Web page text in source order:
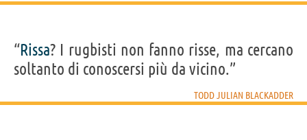
“Rissa? I rugbisti non fanno risse, ma cercano
soltanto di conoscersi più da vicino.”
TODD JULIAN BLACKADDER